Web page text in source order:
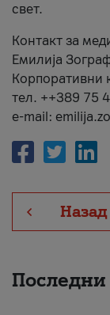
свет.
Контакт за
Емилија
Корпоративни
тел. ++389 75
e-mail:
Назад